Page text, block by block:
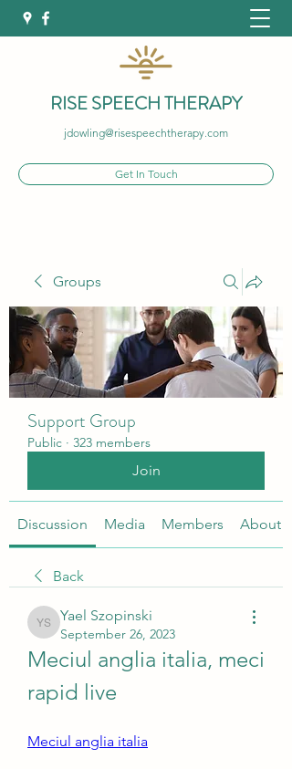
RISE SPEECH THERAPY
jdowling@risespeechtherapy.com
Get In Touch
Groups
Support Group
Public · 323 members
Join
Discussion Media Members About
Back
Yael Szopinski
Yael Szopinski
September 26, 2023
Meciul anglia italia, meci
rapid live
Meciul anglia italia